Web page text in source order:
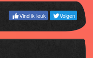
Vind ik leuk Volgen